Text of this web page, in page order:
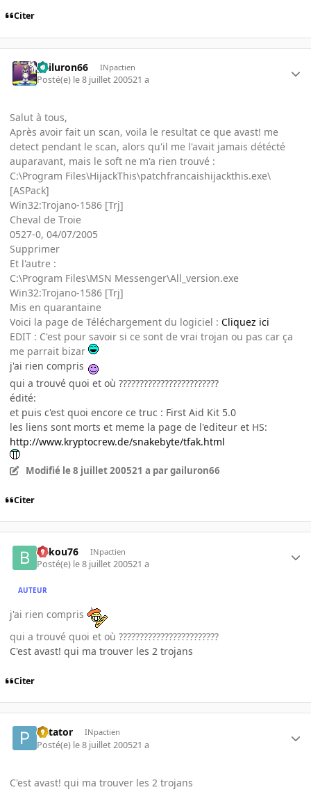
Citer
gailuron66 INpactien
Posté(e) le 8 juillet 200521 a
Salut à tous,
Après avoir fait un scan, voila le resultat ce que avast! me
detect pendant le scan, alors qu'il me l'avait jamais détécté
auparavant, mais le soft ne m'a rien trouvé :
C:\Program Files\HijackThis\patchfrancaishijackthis.exe\
[ASPack]
Win32:Trojano-1586 [Trj]
Cheval de Troie
0527-0, 04/07/2005
Supprimer
Et l'autre :
C:\Program Files\MSN Messenger\All_version.exe
Win32:Trojano-1586 [Trj]
Mis en quarantaine
Voici la page de Téléchargement du logiciel : Cliquez ici
EDIT : C'est pour savoir si ce sont de vrai trojan ou pas car ça
me parrait bizar
j'ai rien compris
qui a trouvé quoi et où ????????????????????????
édité:
et puis c'est quoi encore ce truc : First Aid Kit 5.0
les liens sont morts et meme la page de l'editeur et HS:
http://www.kryptocrew.de/snakebyte/tfak.html
Modifié le 8 juillet 200521 a par gailuron66
Citer
bakou76 INpactien
Posté(e) le 8 juillet 200521 a
AUTEUR
j'ai rien compris
qui a trouvé quoi et où ????????????????????????
C'est avast! qui ma trouver les 2 trojans
Citer
Patator INpactien
Posté(e) le 8 juillet 200521 a
C'est avast! qui ma trouver les 2 trojans